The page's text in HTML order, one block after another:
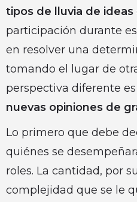
tipos de lluvia de ideas
participación durante
en resolver una
tomando el lugar de
perspectiva diferente
nuevas opiniones de
Lo primero que debe
quiénes se
roles. La cantidad, por
complejidad que se le